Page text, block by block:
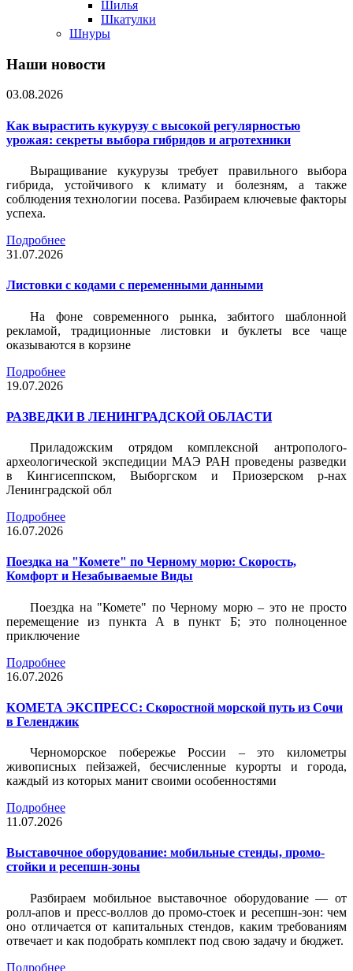
Шилья
Шкатулки
Шнуры
Наши новости
03.08.2026
Как вырастить кукурузу с высокой регулярностью
урожая: секреты выбора гибридов и агротехники
Выращивание кукурузы требует правильного выбора
гибрида, устойчивого к климату и болезням, а также
соблюдения технологии посева. Разбираем ключевые факторы
успеха.
Подробнее
31.07.2026
Листовки c кодами с переменными данными
На фоне современного рынка, забитого шаблонной
рекламой, традиционные листовки и буклеты все чаще
оказываются в корзине
Подробнее
19.07.2026
РАЗВЕДКИ В ЛЕНИНГРАДСКОЙ ОБЛАСТИ
Приладожским отрядом комплексной антрополого-
археологической экспедиции МАЭ РАН проведены разведки
в Кингисеппском, Выборгском и Приозерском р-нах
Ленинградской обл
Подробнее
16.07.2026
Поездка на "Комете" по Черному морю: Скорость,
Комфорт и Незабываемые Виды
Поездка на "Комете" по Черному морю – это не просто
перемещение из пункта А в пункт Б; это полноценное
приключение
Подробнее
16.07.2026
КОМЕТА ЭКСПРЕСС: Скоростной морской путь из Сочи
в Геленджик
Черноморское побережье России – это километры
живописных пейзажей, бесчисленные курорты и города,
каждый из которых манит своими особенностями
Подробнее
11.07.2026
Выставочное оборудование: мобильные стенды, промо-
стойки и ресепшн-зоны
Разбираем мобильное выставочное оборудование — от
ролл-апов и пресс-воллов до промо-стоек и ресепшн-зон: чем
оно отличается от капитальных стендов, каким требованиям
отвечает и как подобрать комплект под свою задачу и бюджет.
Подробнее